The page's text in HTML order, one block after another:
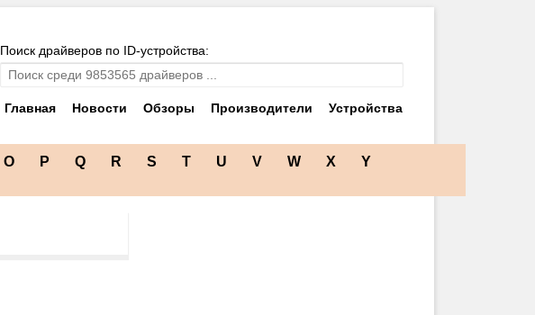
Поиск драйверов по ID-устройства:
Главная Новости Обзоры Производители Устройства
O P Q R S T U V W X
Y